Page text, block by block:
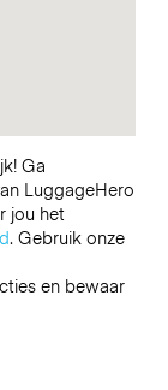
Ga
LuggageHero
jou het
. Gebruik onze
en bewaar